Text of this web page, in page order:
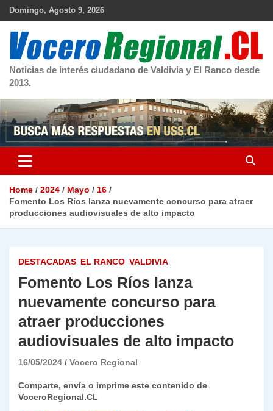
Skip
Domingo, Agosto 9, 2026
Noticias de interés ciudadano de Valdivia y El Ranco desde
2013.
Home 2024 Mayo
16
Fomento Los Ríos lanza nuevamente concurso para atraer
producciones audiovisuales de alto impacto
DESTACADAS EL RANCO VALDIVIA
Fomento Los Ríos lanza
nuevamente concurso para
atraer producciones
audiovisuales de alto impacto
16/05/2024 Vocero Regional
Comparte, envía o imprime este contenido de
VoceroRegional.CL